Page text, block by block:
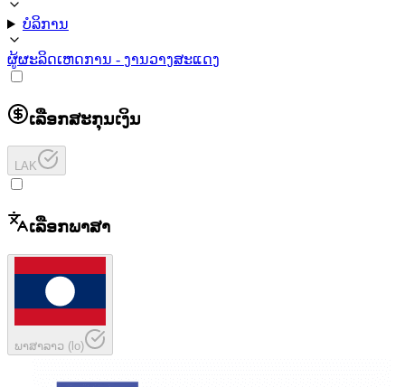
ບໍລິການ
ຜູ້ຜະລິດເຫດການ - ງານວາງສະແດງ
ເລືອກສະກຸນເງິນ
LAK
ເລືອກພາສາ
ພາສາລາວ (lo)